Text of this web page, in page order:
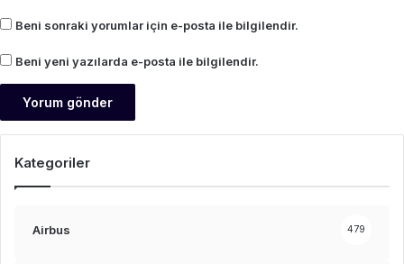
Beni sonraki yorumlar için e-posta ile bilgilendir.
Beni yeni yazılarda e-posta ile bilgilendir.
Kategoriler
Airbus 479